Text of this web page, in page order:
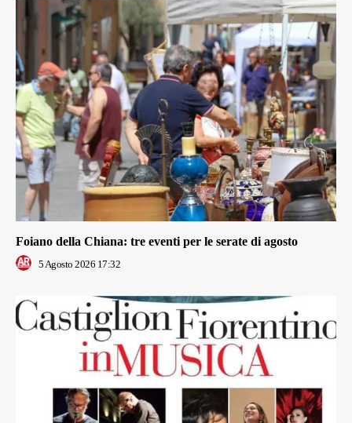
Foiano della Chiana: tre eventi per le serate di agosto
5 Agosto 2026 17:32